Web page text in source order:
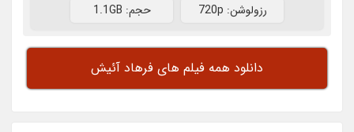
رزولوشن: 720p حجم: 1.1GB
دانلود همه فیلم های فرهاد آئیش